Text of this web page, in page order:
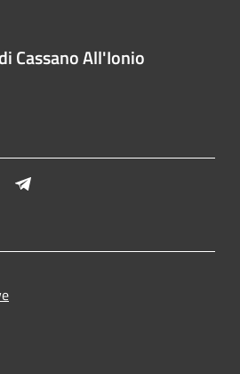
Cassano All'Ionio